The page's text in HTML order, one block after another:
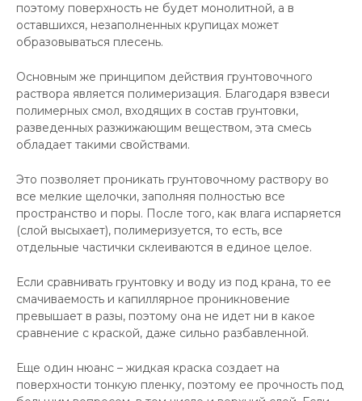
поэтому поверхность не будет монолитной, а в
оставшихся, незаполненных крупицах может
образовываться плесень.
Основным же принципом действия грунтовочного
раствора является полимеризация. Благодаря взвеси
полимерных смол, входящих в состав грунтовки,
разведенных разжижающим веществом, эта смесь
обладает такими свойствами.
Это позволяет проникать грунтовочному раствору во
все мелкие щелочки, заполняя полностью все
пространство и поры. После того, как влага испаряется
(слой высыхает), полимеризуется, то есть, все
отдельные частички склеиваются в единое целое.
Если сравнивать грунтовку и воду из под крана, то ее
смачиваемость и капиллярное проникновение
превышает в разы, поэтому она не идет ни в какое
сравнение с краской, даже сильно разбавленной.
Еще один нюанс – жидкая краска создает на
поверхности тонкую пленку, поэтому ее прочность под